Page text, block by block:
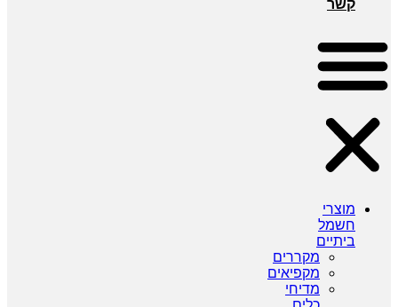
קשר
מוצרי
חשמל
ביתיים
מקררים
מקפיאים
מדיחי